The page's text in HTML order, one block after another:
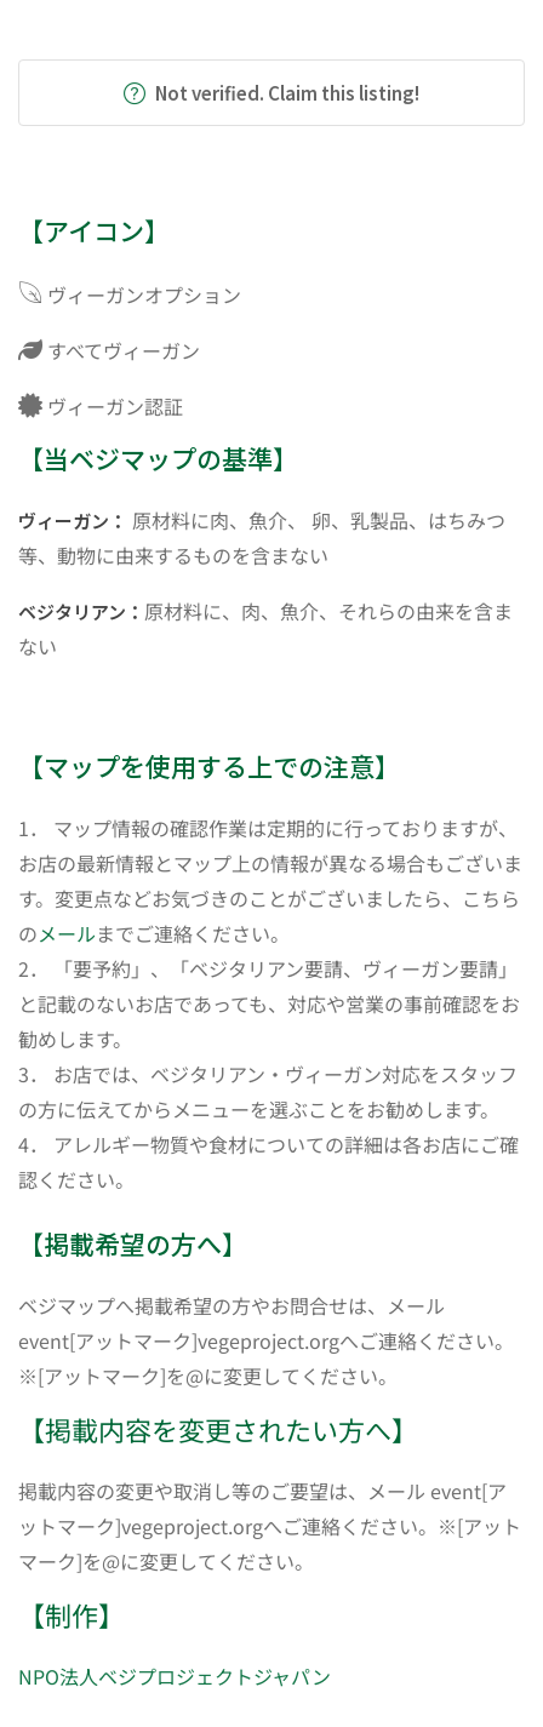
Not verified. Claim this listing!
【アイコン】
ヴィーガンオプション
すべてヴィーガン
ヴィーガン認証
【当ベジマップの基準】
ヴィーガン： 原材料に肉、魚介、 卵、乳製品、はちみつ
等、動物に由来するものを含まない
ベジタリアン： 原材料に、肉、魚介、それらの由来を含ま
ない
【マップを使用する上での注意】
1． マップ情報の確認作業は定期的に行っておりますが、
お店の最新情報とマップ上の情報が異なる場合もございま
す。変更点などお気づきのことがございましたら、こちら
のメールまでご連絡ください。
2． 「要予約」、「ベジタリアン要請、ヴィーガン要請」
と記載のないお店であっても、対応や営業の事前確認をお
勧めします。
3． お店では、ベジタリアン・ヴィーガン対応をスタッフ
の方に伝えてからメニューを選ぶことをお勧めします。
4． アレルギー物質や食材についての詳細は各お店にご確
認ください。
【掲載希望の方へ】
ベジマップへ掲載希望の方やお問合せは、メール
event[アットマーク]vegeproject.orgへご連絡ください。
※[アットマーク]を@に変更してください。
【掲載内容を変更されたい方へ】
掲載内容の変更や取消し等のご要望は、メール event[ア
ットマーク]vegeproject.orgへご連絡ください。※[アット
マーク]を@に変更してください。
【制作】
NPO法人ベジプロジェクトジャパン